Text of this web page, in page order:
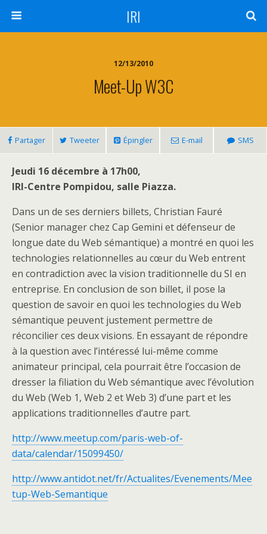
IRI
12/13/2010
Meet-Up W3C
Partager Tweeter Épingler E-mail SMS
Jeudi 16 décembre à 17h00,
IRI-Centre Pompidou, salle Piazza.
Dans un de ses derniers billets, Christian Fauré
(Senior manager chez Cap Gemini et défenseur de
longue date du Web sémantique) a montré en quoi les
technologies relationnelles au cœur du Web entrent
en contradiction avec la vision traditionnelle du SI en
entreprise. En conclusion de son billet, il pose la
question de savoir en quoi les technologies du Web
sémantique peuvent justement permettre de
réconcilier ces deux visions. En essayant de répondre
à la question avec l’intéressé lui-même comme
animateur principal, cela pourrait être l’occasion de
dresser la filiation du Web sémantique avec l’évolution
du Web (Web 1, Web 2 et Web 3) d’une part et les
applications traditionnelles d’autre part.
http://www.meetup.com/paris-web-of-
data/calendar/15099450/
http://www.antidot.net/fr/Actualites/Evenements/Mee
tup-Web-Semantique